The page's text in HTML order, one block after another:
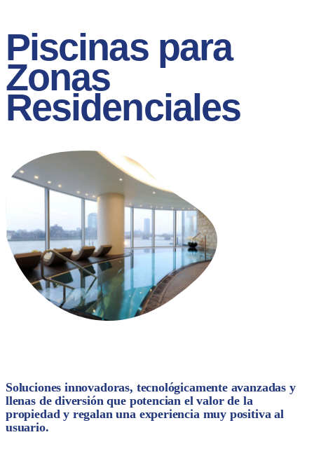
Piscinas para
Zonas
Residenciales
Soluciones innovadoras, tecnológicamente avanzadas y
llenas de diversión que potencian el valor de la
propiedad y regalan una experiencia muy positiva al
usuario.